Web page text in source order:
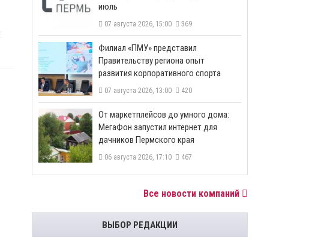
июль
07 августа 2026, 15:00 369
​Филиал «ПМУ» представил
Правительству региона опыт
развития корпоративного спорта
07 августа 2026, 13:00 420
От маркетплейсов до умного дома:
МегаФон запустил интернет для
дачников Пермского края
06 августа 2026, 17:10 467
Все новости компаний
ВЫБОР РЕДАКЦИИ